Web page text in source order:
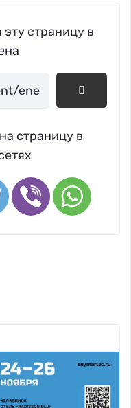
страницу в
страницу в